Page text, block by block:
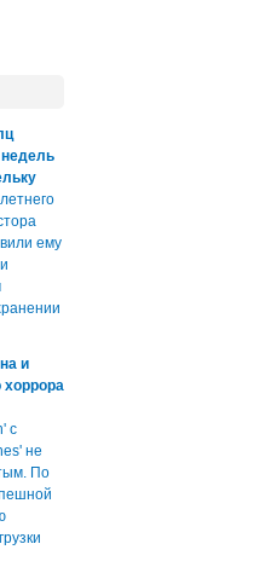
недель
ему
и
хоррора
с
не
По